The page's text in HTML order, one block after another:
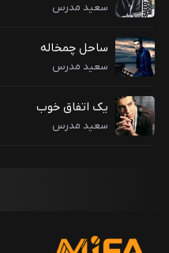
سعید مدرس
ساحل چمخاله
سعید مدرس
یک اتفاق خوب
سعید مدرس